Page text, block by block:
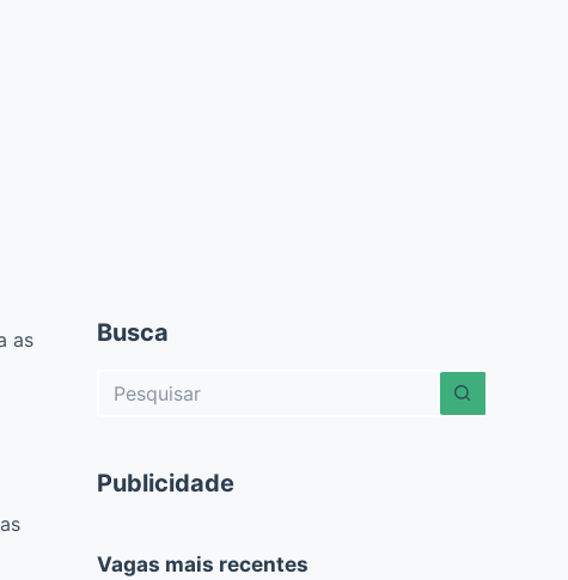
as
Busca
Sem
Publicidade
Vagas mais recentes